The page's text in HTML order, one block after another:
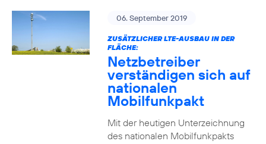
06. September 2019
ZUSÄTZLICHER LTE-AUSBAU IN DER
FLÄCHE:
Netzbetreiber
verständigen sich auf
nationalen
Mobilfunkpakt
Mit der heutigen Unterzeichnung
des nationalen Mobilfunkpakts